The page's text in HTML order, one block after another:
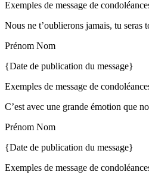
Exemples de message de
Nous ne t’oublierons jamais, tu seras
Prénom Nom
{Date de publication du message}
Exemples de message de
C’est avec une grande émotion que
Prénom Nom
{Date de publication du message}
Exemples de message de